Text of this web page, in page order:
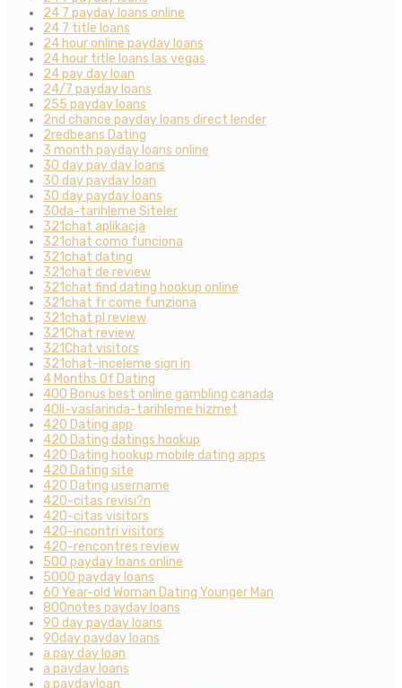
24 7 payday loans online
24 7 title loans
24 hour online payday loans
24 hour title loans las vegas
24 pay day loan
24/7 payday loans
255 payday loans
2nd chance payday loans direct lender
2redbeans Dating
3 month payday loans online
30 day pay day loans
30 day payday loan
30 day payday loans
30da-tarihleme Siteler
321chat aplikacja
321chat como funciona
321chat dating
321chat de review
321chat find dating hookup online
321chat fr come funziona
321chat pl review
321Chat review
321Chat visitors
321chat-inceleme sign in
4 Months Of Dating
400 Bonus best online gambling canada
40li-yaslarinda-tarihleme hizmet
420 Dating app
420 Dating datings hookup
420 Dating hookup mobile dating apps
420 Dating site
420 Dating username
420-citas revisi?n
420-citas visitors
420-incontri visitors
420-rencontres review
500 payday loans online
5000 payday loans
60 Year-old Woman Dating Younger Man
800notes payday loans
90 day payday loans
90day payday loans
a pay day loan
a payday loans
a paydayloan